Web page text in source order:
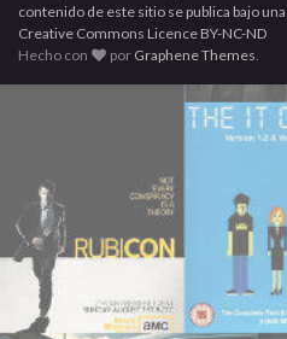
contenido de este sitio se publica bajo una
Creative Commons Licence BY-NC-ND
Hecho con
por Graphene Themes